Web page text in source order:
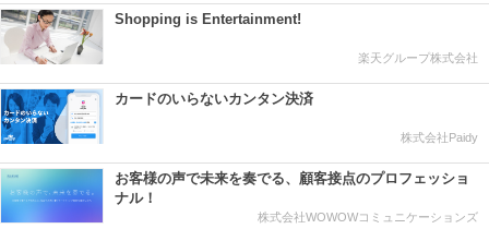
Shopping is Entertainment!
楽天グループ株式会社
カードのいらないカンタン決済
株式会社Paidy
お客様の声で未来を奏でる、顧客接点のプロフェッショ
ナル！
株式会社WOWOWコミュニケーションズ